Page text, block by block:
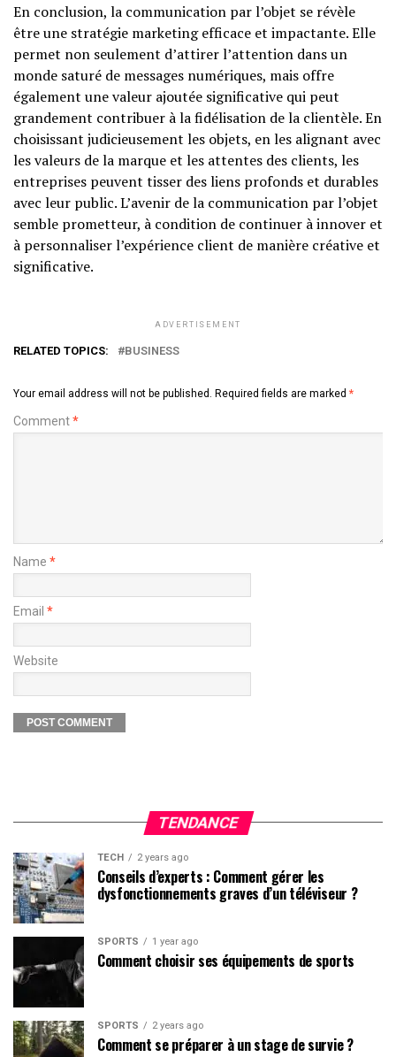
En conclusion, la communication par l’objet se révèle
être une stratégie marketing efficace et impactante. Elle
permet non seulement d’attirer l’attention dans un
monde saturé de messages numériques, mais offre
également une valeur ajoutée significative qui peut
grandement contribuer à la fidélisation de la clientèle. En
choisissant judicieusement les objets, en les alignant avec
les valeurs de la marque et les attentes des clients, les
entreprises peuvent tisser des liens profonds et durables
avec leur public. L’avenir de la communication par l’objet
semble prometteur, à condition de continuer à innover et
à personnaliser l’expérience client de manière créative et
significative.
ADVERTISEMENT
RELATED TOPICS: BUSINESS
Your email address will not be published. Required fields are marked *
Comment*
Name *
Email *
Website
TENDANCE
TECH 2 years ago
Conseils d’experts : Comment gérer les
dysfonctionnements graves d’un téléviseur ?
SPORTS 1 year ago
Comment choisir ses équipements de sports
SPORTS 2 years ago
Comment se préparer à un stage de survie ?